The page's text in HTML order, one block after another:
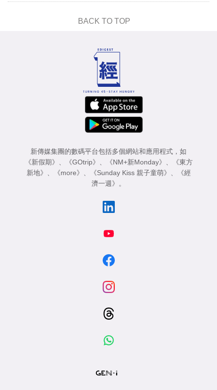
BACK TO TOP
新傳媒集團的數碼平台包括多個網站和應用程式，如
《新假期》 、 《GOtrip》 、 《NM+新Monday》 、
《東方
新地》 、 《more》 、 《Sunday Kiss 親子童萌》 、
《經
濟一週》 。